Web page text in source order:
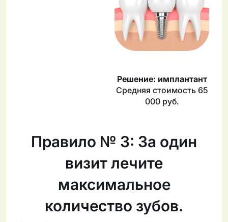
Решение: имплантант
Средняя стоимость 65
000 руб.
Правило № 3: За один
визит лечите
максимальное
количество зубов.